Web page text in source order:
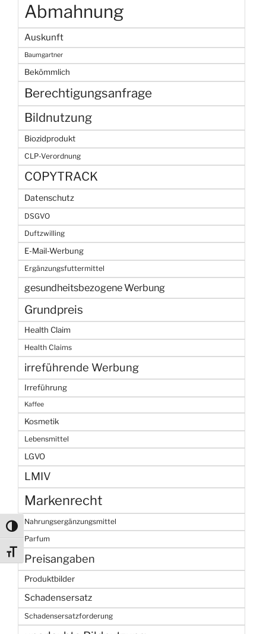
Umschalten auf hohe Kontraste
Schrift vergrößern
Abmahnung
Auskunft
Baumgartner
Bekömmlich
Berechtigungsanfrage
Bildnutzung
Biozidprodukt
CLP-Verordnung
COPYTRACK
Datenschutz
DSGVO
Duftzwilling
E-Mail-Werbung
Ergänzungsfuttermittel
gesundheitsbezogene Werbung
Grundpreis
Health Claim
Health Claims
irreführende Werbung
Irreführung
Kaffee
Kosmetik
Lebensmittel
LGVO
LMIV
Markenrecht
Nahrungsergänzungsmittel
Parfum
Preisangaben
Produktbilder
Schadensersatz
Schadensersatzforderung